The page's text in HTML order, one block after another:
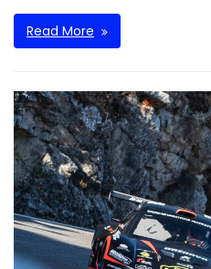
Read More